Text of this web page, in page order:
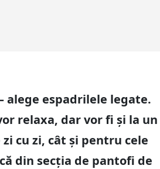
alege espadrilele legate.
relaxa, dar vor fi și la un
cu zi, cât și pentru cele
din secția de pantofi de